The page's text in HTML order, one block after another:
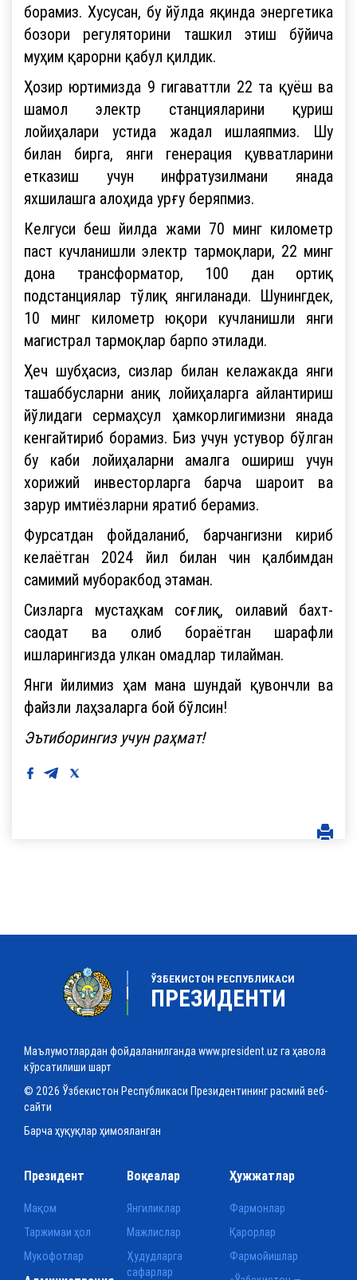
борамиз. Хусусан, бу йўлда яқинда энергетика
бозори регуляторини ташкил этиш бўйича
муҳим қарорни қабул қилдик.
Ҳозир юртимизда 9 гигаваттли 22 та қуёш ва
шамол электр станцияларини қуриш
лойиҳалари устида жадал ишлаяпмиз. Шу
билан бирга, янги генерация қувватларини
етказиш учун инфратузилмани янада
яхшилашга алоҳида урғу беряпмиз.
Келгуси беш йилда жами 70 минг километр
паст кучланишли электр тармоқлари, 22 минг
дона трансформатор, 100 дан ортиқ
подстанциялар тўлиқ янгиланади. Шунингдек,
10 минг километр юқори кучланишли янги
магистрал тармоқлар барпо этилади.
Ҳеч шубҳасиз, сизлар билан келажакда янги
ташаббусларни аниқ лойиҳаларга айлантириш
йўлидаги сермаҳсул ҳамкорлигимизни янада
кенгайтириб борамиз. Биз учун устувор бўлган
бу каби лойиҳаларни амалга ошириш учун
хорижий инвесторларга барча шароит ва
зарур имтиёзларни яратиб берамиз.
Фурсатдан фойдаланиб, барчангизни кириб
келаётган 2024 йил билан чин қалбимдан
самимий муборакбод этаман.
Сизларга мустаҳкам соғлиқ, оилавий бахт-
саодат ва олиб бораётган шарафли
ишларингизда улкан омадлар тилайман.
Янги йилимиз ҳам мана шундай қувончли ва
файзли лаҳзаларга бой бўлсин!
Эътиборингиз учун раҳмат!
ЎЗБЕКИСТОН РЕСПУБЛИКАСИ
ПРЕЗИДЕНТИ
Маълумотлардан фойдаланилганда www.president.uz га ҳавола
кўрсатилиши шарт
© 2026 Ўзбекистон Республикаси Президентининг расмий веб-
сайти
Барча ҳуқуқлар ҳимояланган
Президент
Мақом
Таржимаи ҳол
Мукофотлар
Воқеалар
Янгиликлар
Мажлислар
Ҳудудларга
сафарлар
Ҳужжатлар
Фармонлар
Қарорлар
Фармойишлар